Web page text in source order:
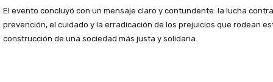
El evento concluyó con un mensaje claro y contundente: la lucha
prevención, el cuidado y la erradicación de los prejuicios que rodean
construcción de una sociedad más justa y solidaria.